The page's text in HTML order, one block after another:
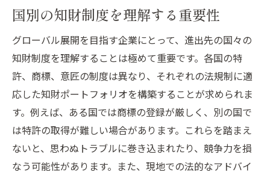
特許と商標で守る！海外進出企業のための知財
戦略
特許と商標の役割とその違い
海外市場での特許取得のプロセスと注意点
商標登録の重要性とその国際的な影響
知財戦略における特許と商標の効果的活用
法
海外ビジネスにおける商標侵害対策
国別の知財制度を理解する重要性
グローバル展開を目指す企業にとって、進出先の国々の
知財制度を理解することは極めて重要です。各国の特
許、商標、意匠の制度は異なり、それぞれの法規制に適
応した知財ポートフォリオを構築することが求められま
す。例えば、ある国では商標の登録が厳しく、別の国で
は特許の取得が難しい場合があります。これらを踏まえ
ないと、思わぬトラブルに巻き込まれたり、競争力を損
なう可能性があります。また、現地での法的なアドバイ